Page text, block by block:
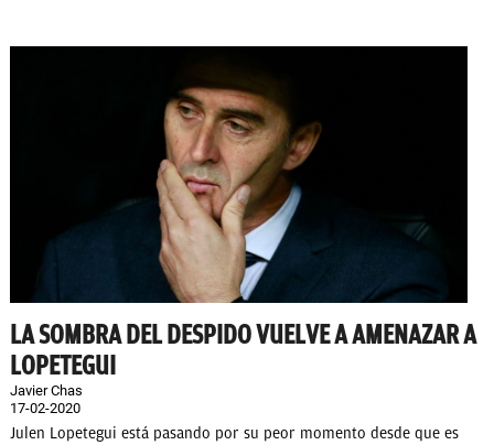
LA SOMBRA DEL DESPIDO VUELVE A AMENAZAR A
LOPETEGUI
Javier Chas
17-02-2020
Julen Lopetegui está pasando por su peor momento desde que es